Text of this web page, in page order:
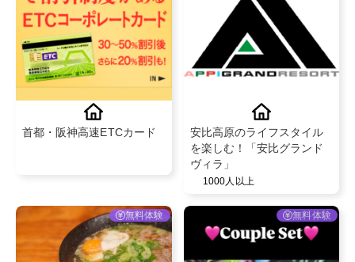
首都・阪神高速ETCカード
安比高原のライフスタイル
を楽しむ！「安比グランド
ヴィラ」
1000人以上
無料体験 無料体験